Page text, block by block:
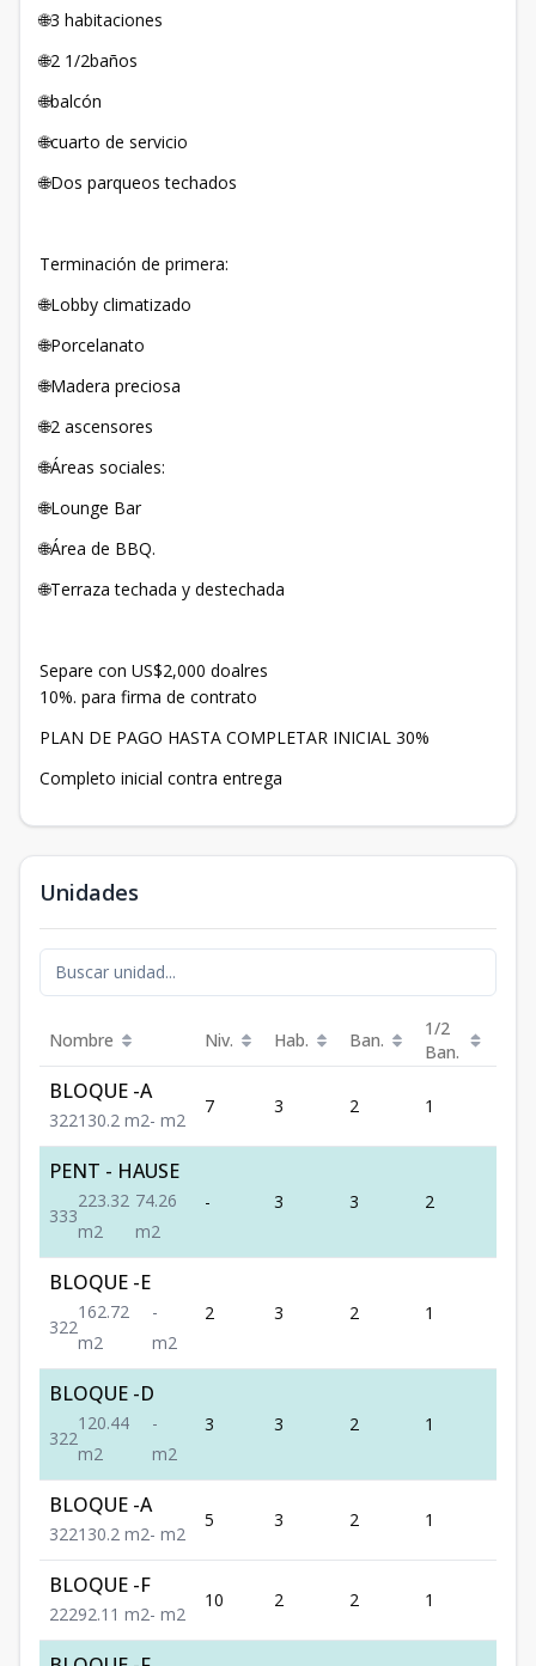
🌐3 habitaciones
🌐2 1/2baños
🌐balcón
🌐cuarto de servicio
🌐Dos parqueos techados
Terminación de primera:
🌐Lobby climatizado
🌐Porcelanato
🌐Madera preciosa
🌐2 ascensores
🌐Áreas sociales:
🌐Lounge Bar
🌐Área de BBQ.
🌐Terraza techada y destechada
Separe con US$2,000 doalres
10%. para firma de contrato
PLAN DE PAGO HASTA COMPLETAR INICIAL 30%
Completo inicial contra entrega
Unidades
Nombre Niv. Hab. Ban.
1/2
Ban.
BLOQUE -A
322130.2 m2- m2
7 3 2 1
PENT - HAUSE
333
223.32
m2
74.26
m2
- 3 3 2
BLOQUE -E
322
162.72
m2
-
m2
2 3 2 1
BLOQUE -D
322
120.44
m2
-
m2
3 3 2 1
BLOQUE -A
322130.2 m2- m2
5 3 2 1
BLOQUE -F
22292.11 m2- m2
10 2 2 1